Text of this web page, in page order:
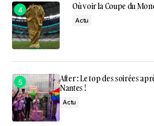
Où voir la Coupe du
Actu
After : Le top des soirées
Nantes !
Actu